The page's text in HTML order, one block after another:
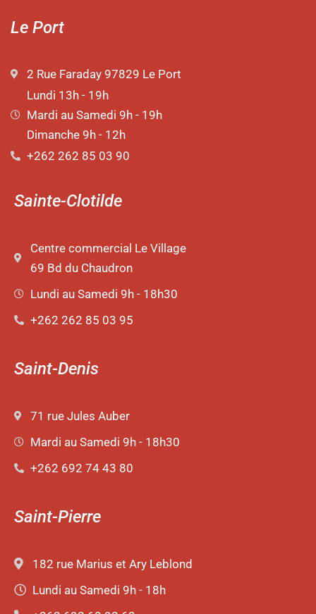
Le Port
2 Rue Faraday 97829 Le Port
Lundi 13h - 19h
Mardi au Samedi 9h - 19h
Dimanche 9h - 12h
+262 262 85 03 90
Sainte-Clotilde
Centre commercial Le Village
69 Bd du Chaudron
Lundi au Samedi 9h - 18h30
+262 262 85 03 95
Saint-Denis
71 rue Jules Auber
Mardi au Samedi 9h - 18h30
+262 692 74 43 80
Saint-Pierre
182 rue Marius et Ary Leblond
Lundi au Samedi 9h - 18h